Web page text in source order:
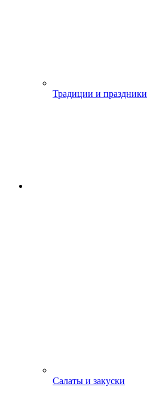
Традиции и праздники
Салаты и закуски